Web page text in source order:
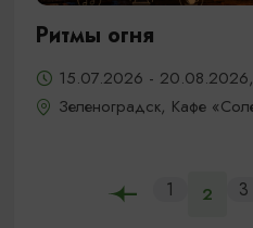
Ритмы огня
15.07.2026 -
Зеленоградск, Кафе
1 2 3